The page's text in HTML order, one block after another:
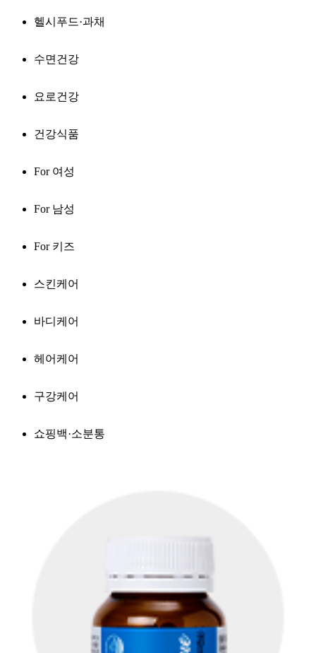
헬시푸드·과채
수면건강
요로건강
건강식품
For 여성
For 남성
For 키즈
스킨케어
바디케어
헤어케어
구강케어
쇼핑백·소분통